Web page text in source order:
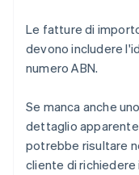
Le fatture di
devono includere
numero ABN.
Se manca anche
dettaglio
potrebbe risultare
cliente di richiedere